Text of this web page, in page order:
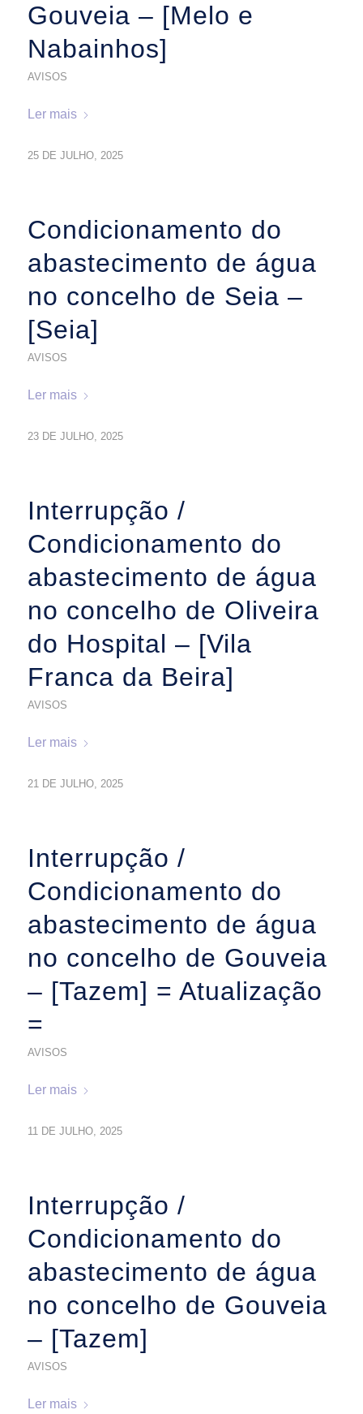
Gouveia – [Melo e
Nabainhos]
AVISOS
Ler mais
25 DE JULHO, 2025
Condicionamento do
abastecimento de água
no concelho de Seia –
[Seia]
AVISOS
Ler mais
23 DE JULHO, 2025
Interrupção /
Condicionamento do
abastecimento de água
no concelho de Oliveira
do Hospital – [Vila
Franca da Beira]
AVISOS
Ler mais
21 DE JULHO, 2025
Interrupção /
Condicionamento do
abastecimento de água
no concelho de Gouveia
– [Tazem] = Atualização
=
AVISOS
Ler mais
11 DE JULHO, 2025
Interrupção /
Condicionamento do
abastecimento de água
no concelho de Gouveia
– [Tazem]
AVISOS
Ler mais